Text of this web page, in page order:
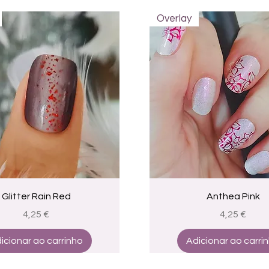
Visualização rápida
Glitter Rain Red
Preço
4,25 €
ao carrinho
Visualização rápida
Overlay
Anthea Pink
Preço
4,25 €
Adicionar ao